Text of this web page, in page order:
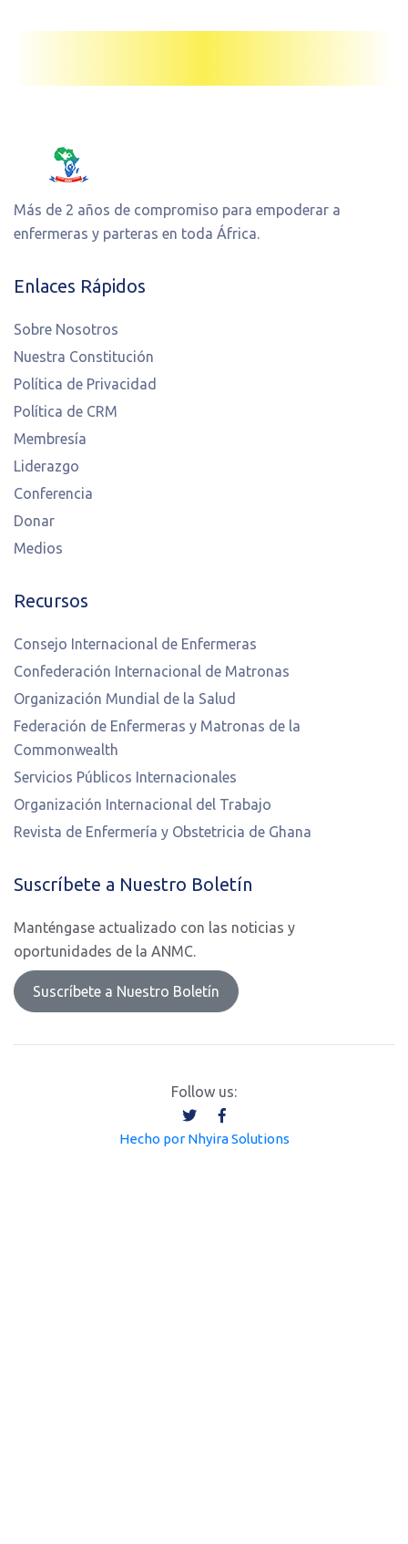
Más de 2 años de compromiso para empoderar a
enfermeras y parteras en toda África.
Enlaces Rápidos
Sobre Nosotros
Nuestra Constitución
Política de Privacidad
Política de CRM
Membresía
Liderazgo
Conferencia
Donar
Medios
Recursos
Consejo Internacional de Enfermeras
Confederación Internacional de Matronas
Organización Mundial de la Salud
Federación de Enfermeras y Matronas de la
Commonwealth
Servicios Públicos Internacionales
Organización Internacional del Trabajo
Revista de Enfermería y Obstetricia de Ghana
Suscríbete a Nuestro Boletín
Manténgase actualizado con las noticias y
oportunidades de la ANMC.
Suscríbete a Nuestro Boletín
Follow us:
Hecho por Nhyira Solutions